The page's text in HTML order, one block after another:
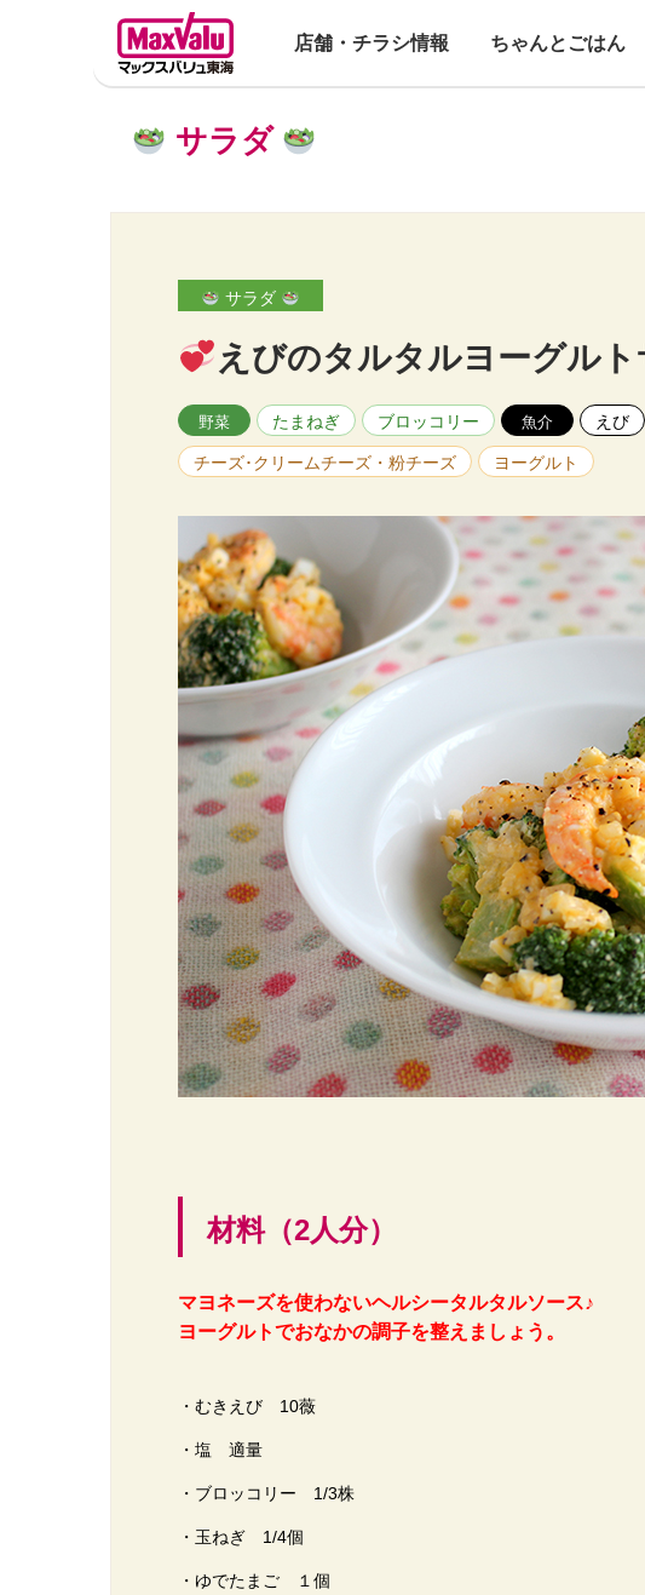
店舗・チラシ情報 ちゃんとごはん
サラダ
サラダ
えびのタルタルヨーグル
野菜 たまねぎ ブロッコリー 魚介 えび
チーズ･クリームチーズ・粉チーズ ヨーグルト
材料（2人分）
マヨネーズを使わないヘルシータルタルソース♪
ヨーグルトでおなかの調子を整えましょう。
・むきえび 10薇
・塩 適量
・ブロッコリー 1/3株
・玉ねぎ 1/4個
・ゆでたまご １個